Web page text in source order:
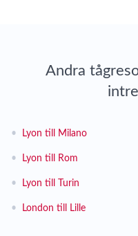
Andra
• Lyon till Milano
• Lyon till Rom
• Lyon till Turin
• London till Lille